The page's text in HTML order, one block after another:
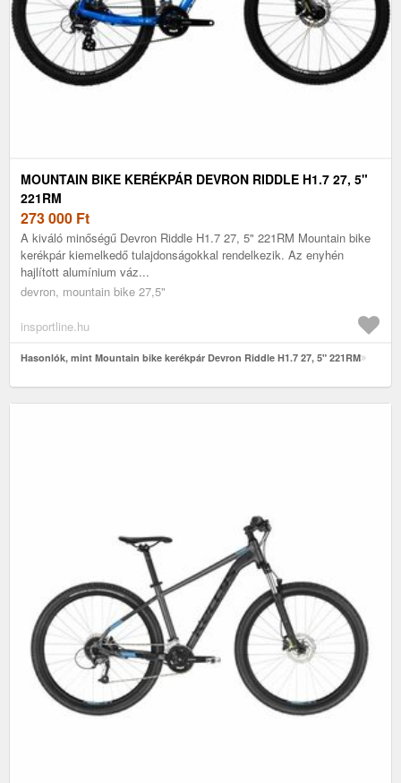
MOUNTAIN BIKE KERÉKPÁR DEVRON RIDDLE H1.7 27, 5"
221RM
273 000 Ft
A kiváló minőségű Devron Riddle H1.7 27, 5" 221RM Mountain bike
kerékpár kiemelkedő tulajdonságokkal rendelkezik. Az enyhén
hajlított alumínium váz...
devron, mountain bike 27,5"
insportline.hu
Hasonlók, mint Mountain bike kerékpár Devron Riddle H1.7 27, 5" 221RM